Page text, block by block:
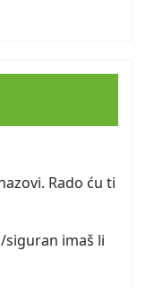
Rado ću ti
siguran imaš li